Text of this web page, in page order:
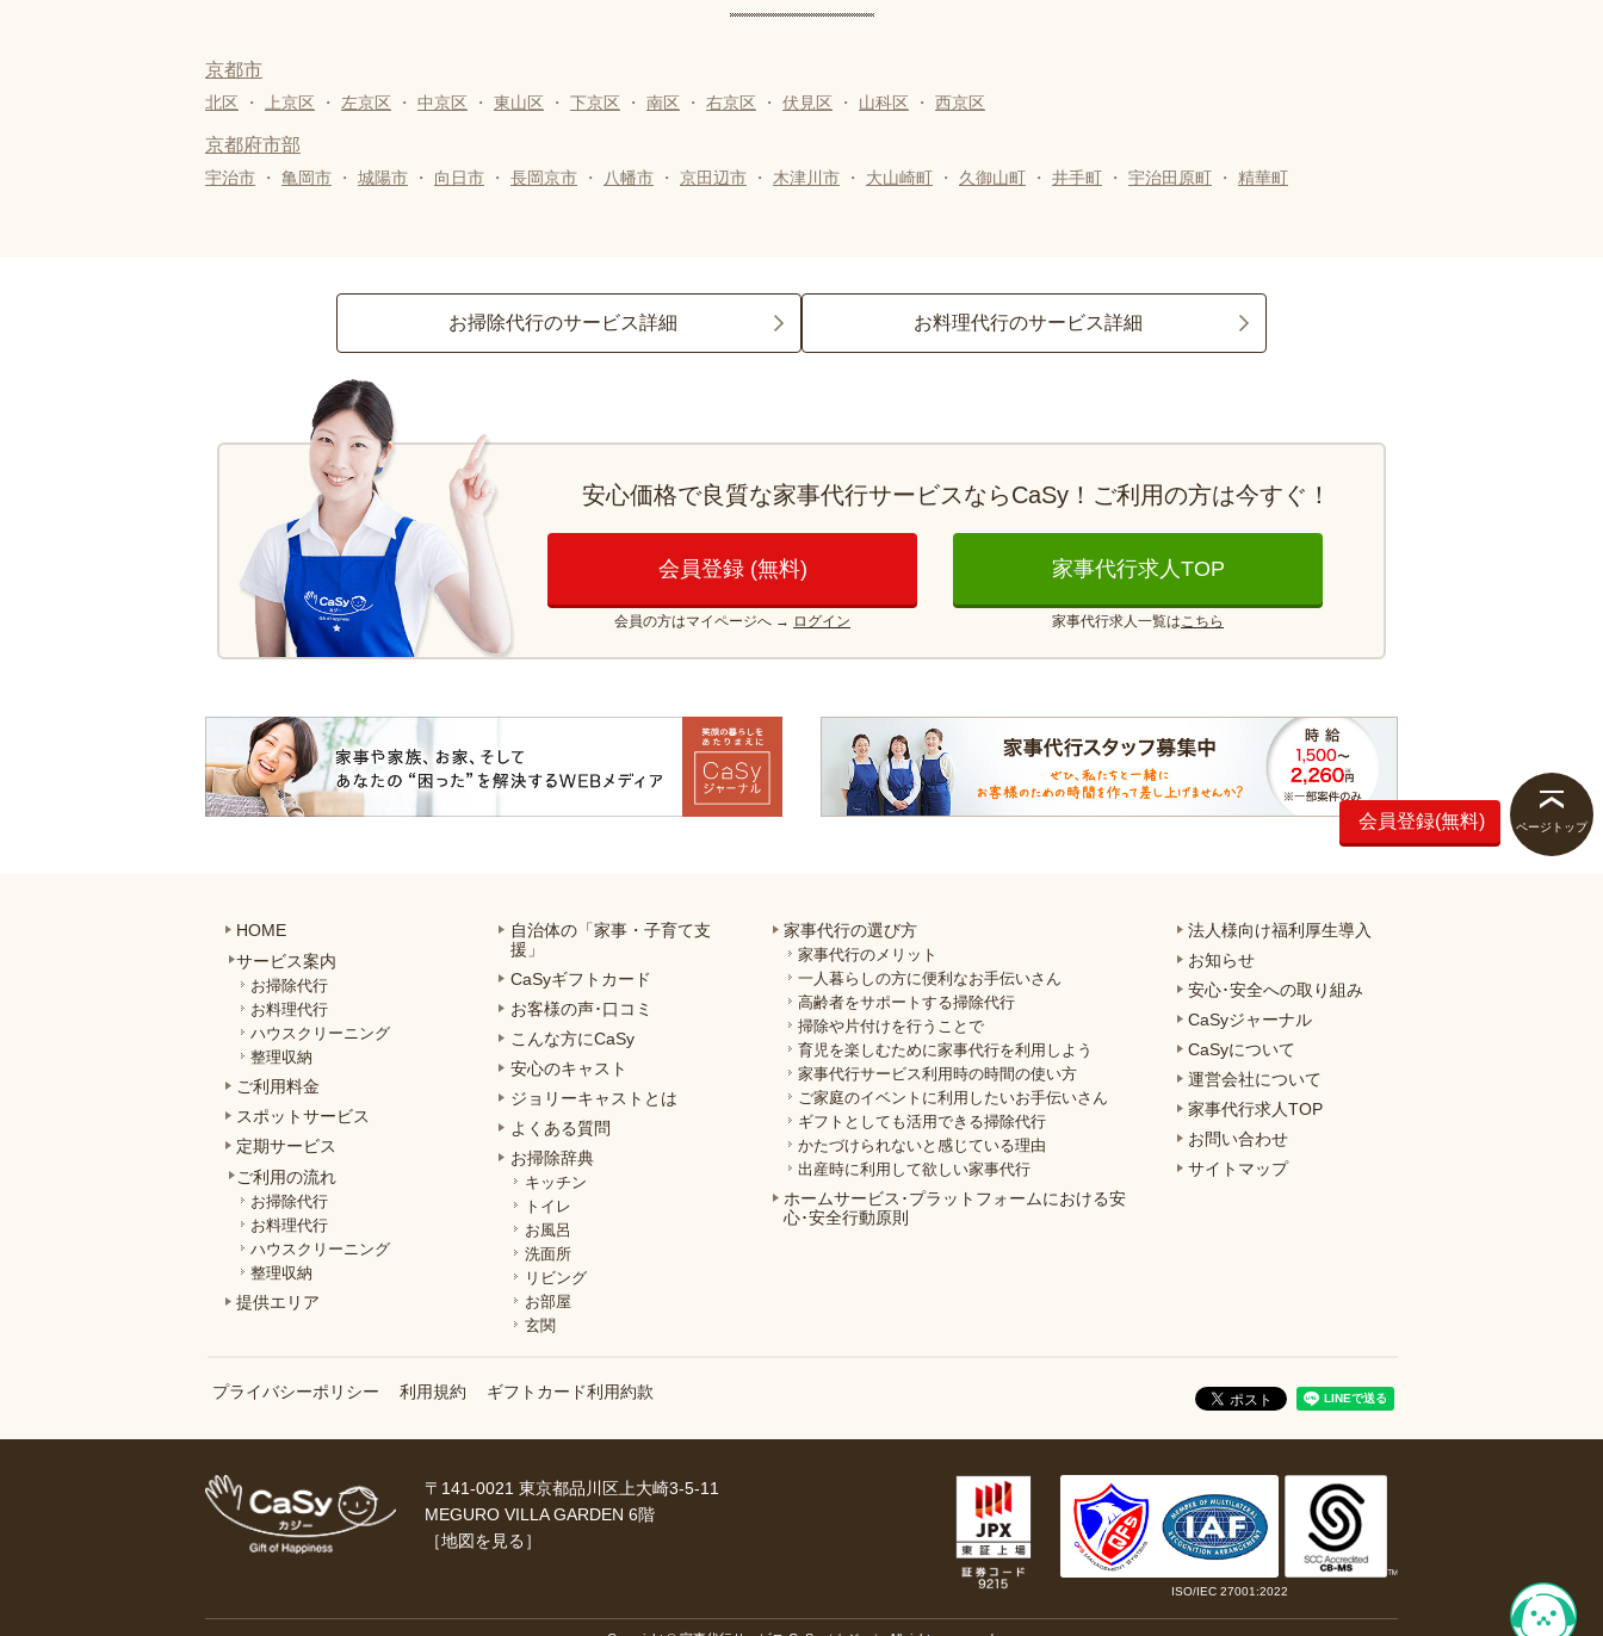
京都市
北区 ・ 上京区 ・ 左京区 ・ 中京区 ・ 東山区 ・ 下京区 ・ 南区 ・ 右京区 ・ 伏見区 ・ 山科区 ・ 西京区
京都府市部
宇治市 ・ 亀岡市 ・ 城陽市 ・ 向日市 ・ 長岡京市 ・ 八幡市 ・ 京田辺市 ・ 木津川市 ・ 大山崎町 ・ 久御山町 ・ 井手町 ・ 宇治田原町 ・ 精華町
お掃除代行のサービス詳細 お料理代行のサービス詳細
安心価格で良質な家事代行サービスならCaSy！ ご利用の方は今すぐ！
会員登録 (無料)
会員の方はマイページへ → ログイン
家事代行求人TOP
家事代行求人一覧はこちら
ページトップ
会員登録(無料)
HOME
サービス案内
お掃除代行
お料理代行
ハウスクリーニング
整理収納
ご利用料金
スポットサービス
定期サービス
ご利用の流れ
お掃除代行
お料理代行
ハウスクリーニング
整理収納
提供エリア
自治体の「家事・子育て支
援」
CaSyギフトカード
お客様の声･口コミ
こんな方にCaSy
安心のキャスト
ジョリーキャストとは
よくある質問
お掃除辞典
キッチン
トイレ
お風呂
洗面所
リビング
お部屋
玄関
家事代行の選び方
家事代行のメリット
一人暮らしの方に便利なお手伝いさん
高齢者をサポートする掃除代行
掃除や片付けを行うことで
育児を楽しむために家事代行を利用しよう
家事代行サービス利用時の時間の使い方
ご家庭のイベントに利用したいお手伝いさん
ギフトとしても活用できる掃除代行
かたづけられないと感じている理由
出産時に利用して欲しい家事代行
ホームサービス･プラットフォームにおける安
心･安全行動原則
法人様向け福利厚生導入
お知らせ
安心･安全への取り組み
CaSyジャーナル
CaSyについて
運営会社について
家事代行求人TOP
お問い合わせ
サイトマップ
プライバシーポリシー 利用規約 ギフトカード利用約款
〒141-0021 東京都品川区上大崎3-5-11
MEGURO VILLA GARDEN 6階
［地図を見る ］
ISO/IEC 27001:2022